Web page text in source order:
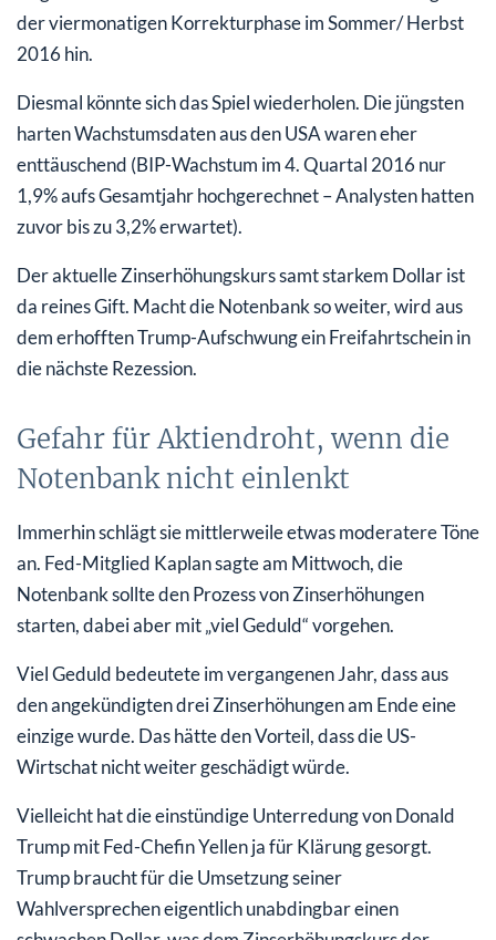
der viermonatigen Korrekturphase im Sommer/ Herbst
2016 hin.
Diesmal könnte sich das Spiel wiederholen. Die jüngsten
harten Wachstumsdaten aus den USA waren eher
enttäuschend (BIP-Wachstum im 4. Quartal 2016 nur
1,9% aufs Gesamtjahr hochgerechnet – Analysten hatten
zuvor bis zu 3,2% erwartet).
Der aktuelle Zinserhöhungskurs samt starkem Dollar ist
da reines Gift. Macht die Notenbank so weiter, wird aus
dem erhofften Trump-Aufschwung ein Freifahrtschein in
die nächste Rezession.
Gefahr für Aktiendroht, wenn die
Notenbank nicht einlenkt
Immerhin schlägt sie mittlerweile etwas moderatere Töne
an. Fed-Mitglied Kaplan sagte am Mittwoch, die
Notenbank sollte den Prozess von Zinserhöhungen
starten, dabei aber mit „viel Geduld“ vorgehen.
Viel Geduld bedeutete im vergangenen Jahr, dass aus
den angekündigten drei Zinserhöhungen am Ende eine
einzige wurde. Das hätte den Vorteil, dass die US-
Wirtschat nicht weiter geschädigt würde.
Vielleicht hat die einstündige Unterredung von Donald
Trump mit Fed-Chefin Yellen ja für Klärung gesorgt.
Trump braucht für die Umsetzung seiner
Wahlversprechen eigentlich unabdingbar einen